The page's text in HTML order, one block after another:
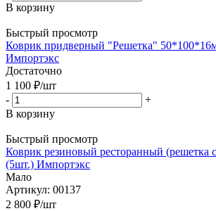
В корзину
Быстрый просмотр
Коврик придверный "Решетка"
Импортэкс
Достаточно
1 100 ₽/шт
-
+
В корзину
Быстрый просмотр
Коврик резиновый ресторанный (решетка
(5шт.) Импортэкс
Мало
Артикул: 00137
2 800 ₽/шт